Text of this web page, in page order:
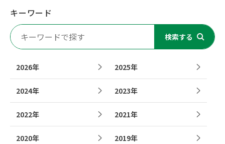
キーワード
検索する
2026年 2025年
2024年 2023年
2022年 2021年
2020年 2019年